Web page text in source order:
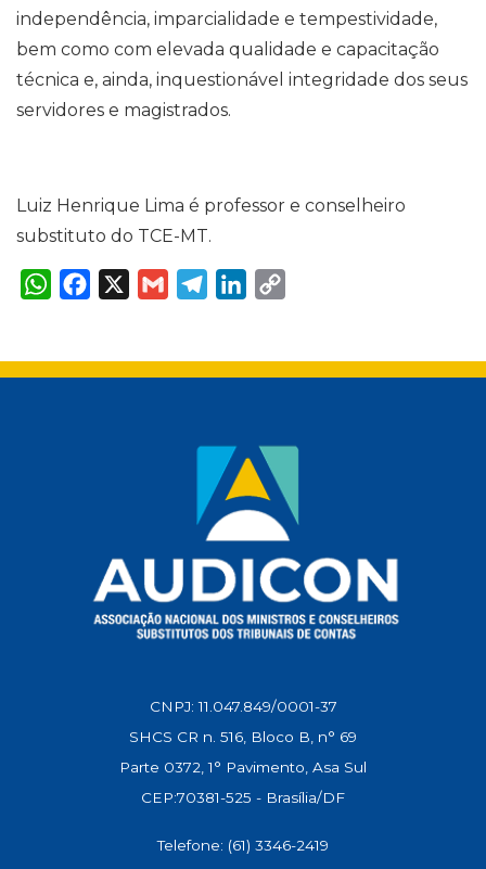
independência, imparcialidade e tempestividade,
bem como com elevada qualidade e capacitação
técnica e, ainda, inquestionável integridade dos seus
servidores e magistrados.
Luiz Henrique Lima é professor e conselheiro
substituto do TCE-MT.
W
h
A
p
F
a
o
o
X
G
m
T
e
r
a
L
d
I
i
n
CNPJ: 11.047.849/0001-37
SHCS CR n. 516, Bloco B, n° 69
Parte 0372, 1° Pavimento, Asa Sul
CEP:70381-525 - Brasília/DF
Telefone: (61) 3346-2419